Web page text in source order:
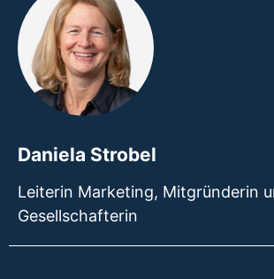
Daniela Strobel
Leiterin Marketing, Mitgründerin
Gesellschafterin